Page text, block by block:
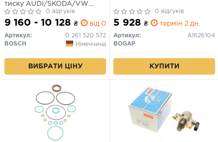
тиску AUDI/SKODA/VW
\'\'1.4TSI \'\'14>>0 відгуків
9 160 - 10 128 ₴ від 0 дн.
Артикул:
0 261 520 572
BOSCH
Німеччина
ВИБРАТИ ЦІНУ
0 відгуків
5 928 ₴ термін 2 дн.
Артикул:
A1626104
BOGAP
КУПИТИ